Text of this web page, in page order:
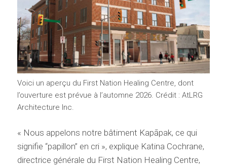
Voici un aperçu du First Nation Healing Centre, dont
l’ouverture est prévue à l’automne 2026. Crédit : AtLRG
Architecture Inc.
« Nous appelons notre bâtiment Kapāpak, ce qui
signifie “papillon” en cri », explique Katina Cochrane,
directrice générale du First Nation Healing Centre,